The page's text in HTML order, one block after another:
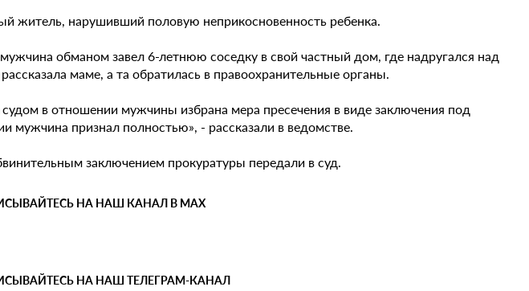
житель, нарушивший половую неприкосновенность ребенка.
обманом завел 6-летнюю соседку в свой частный дом, где надругался над
маме, а та обратилась в правоохранительные органы.
судом в отношении мужчины избрана мера пресечения в виде заключения под
мужчина признал полностью», - рассказали в ведомстве.
заключением прокуратуры передали в суд.
НА НАШ КАНАЛ В MAX
НА НАШ ТЕЛЕГРАМ-КАНАЛ